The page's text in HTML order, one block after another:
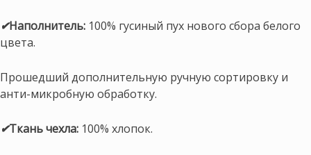
✔Наполнитель: 100% гусиный пух нового сбора белого
цвета.
Прошедший дополнительную ручную сортировку и
анти-микробную обработку.
✔Ткань чехла: 100% хлопок.